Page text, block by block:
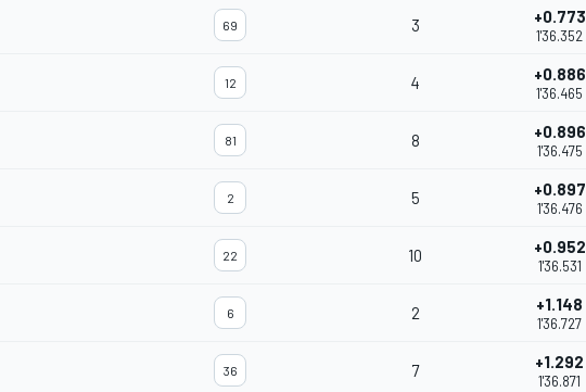
69 3 +0.773
1'36.352
12 4 +0.886
1'36.465
81 8 +0.896
1'36.475
2 5 +0.897
1'36.476
22 10 +0.952
1'36.531
6 2 +1.148
1'36.727
36 7 +1.292
1'36.871